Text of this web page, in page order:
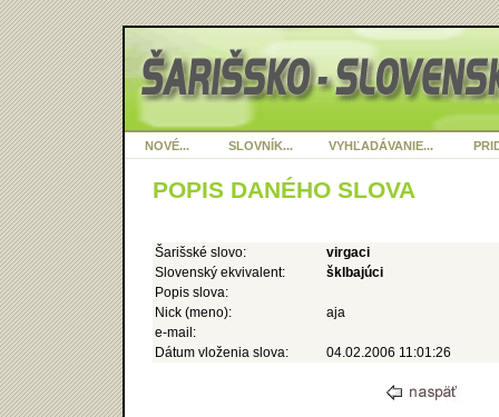
NOVÉ... SLOVNÍK... VYHĽADÁVANIE...
POPIS DANÉHO SLOVA
Šarišské slovo:
virgaci
Slovenský ekvivalent:
šklbajúci
Popis slova:
Nick (meno):
aja
e-mail:
Dátum vloženia slova:
04.02.2006 11:01:26